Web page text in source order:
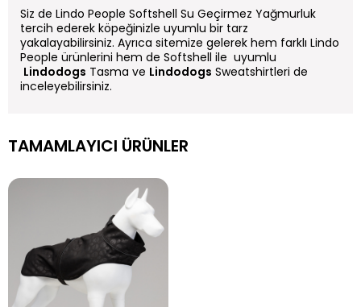
Siz de Lindo People Softshell Su Geçirmez Yağmurluk
tercih ederek köpeğinizle uyumlu bir tarz
yakalayabilirsiniz. Ayrıca sitemize gelerek hem farklı Lindo
People ürünlerini hem de Softshell ile uyumlu
Lindodogs Tasma ve Lindodogs Sweatshirtleri de
inceleyebilirsiniz.
TAMAMLAYICI ÜRÜNLER